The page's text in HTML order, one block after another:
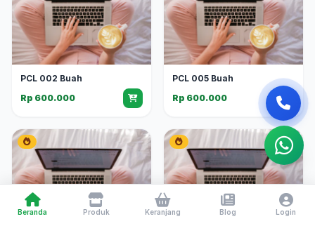
PCL 002 Buah
Rp 600.000
PCL 005 Buah
Rp 600.000
Beranda Produk Keranjang Blog Login